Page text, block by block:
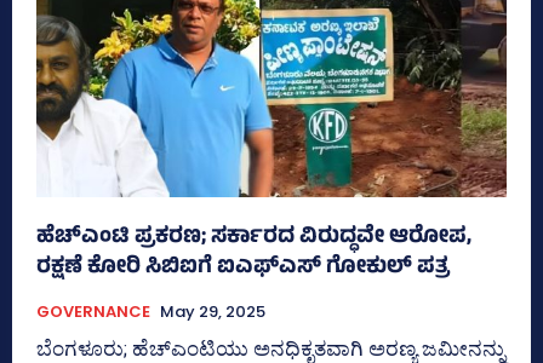
ಹೆಚ್‌ಎಂಟಿ ಪ್ರಕರಣ; ಸರ್ಕಾರದ ವಿರುದ್ಧವೇ ಆರೋಪ,
ರಕ್ಷಣೆ ಕೋರಿ ಸಿಬಿಐಗೆ ಐಎಫ್‌ಎಸ್‌ ಗೋಕುಲ್‌ ಪತ್ರ
GOVERNANCE May 29, 2025
ಬೆಂಗಳೂರು; ಹೆಚ್‌ಎಂಟಿಯು ಅನಧಿಕೃತವಾಗಿ ಅರಣ್ಯ ಜಮೀನನ್ನು